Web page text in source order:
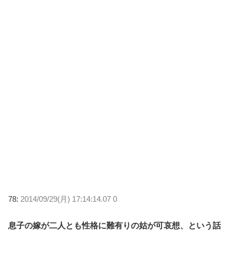
78: 2014/09/29(月) 17:14:14.07 0
息子の嫁が二人とも性格に難有りの姑が可哀想、という話